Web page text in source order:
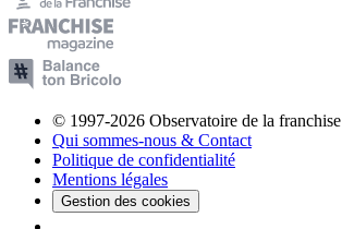
© 1997-2026 Observatoire de la franchise
Qui sommes-nous & Contact
Politique de confidentialité
Mentions légales
Gestion des cookies